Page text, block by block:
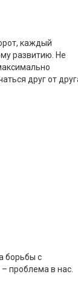
каждый
развитию. Не
друг от
борьбы с
проблема в нас.